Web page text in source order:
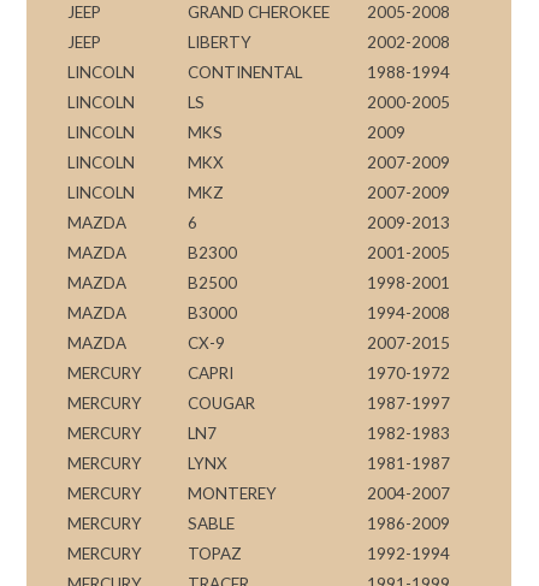
JEEP
GRAND CHEROKEE
2005-2008
JEEP
LIBERTY
2002-2008
LINCOLN
CONTINENTAL
1988-1994
LINCOLN
LS
2000-2005
LINCOLN
MKS
2009
LINCOLN
MKX
2007-2009
LINCOLN
MKZ
2007-2009
MAZDA
6
2009-2013
MAZDA
B2300
2001-2005
MAZDA
B2500
1998-2001
MAZDA
B3000
1994-2008
MAZDA
CX-9
2007-2015
MERCURY
CAPRI
1970-1972
MERCURY
COUGAR
1987-1997
MERCURY
LN7
1982-1983
MERCURY
LYNX
1981-1987
MERCURY
MONTEREY
2004-2007
MERCURY
SABLE
1986-2009
MERCURY
TOPAZ
1992-1994